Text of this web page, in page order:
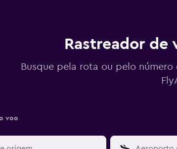
Rastreador de
Busque pela rota ou pelo
voo